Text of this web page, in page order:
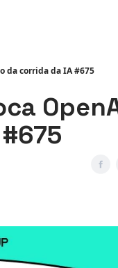
da corrida da IA #675